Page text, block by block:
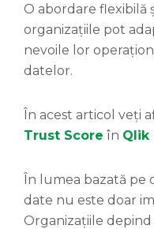
O abordare flexibilă
organizațiile pot
nevoile lor
datelor.
În acest articol veți
Trust Score în Qlik
În lumea bazată pe
date nu este doar
Organizațiile